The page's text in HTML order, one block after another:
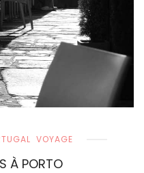
VOYAGE
À PORTO